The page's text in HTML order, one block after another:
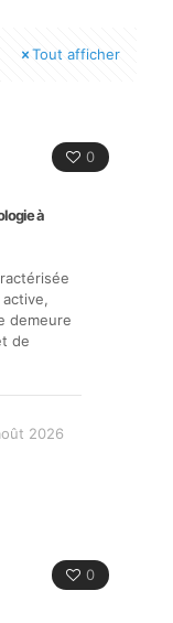
Tout afficher
0
à
demeure
de
2026
0